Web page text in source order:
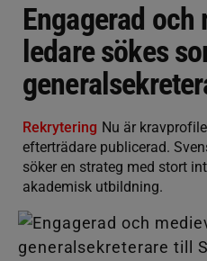
Engagerad och
ledare sökes
Rekrytering Nu är
efterträdare publicerad.
söker en strateg med stort
akademisk utbildning.